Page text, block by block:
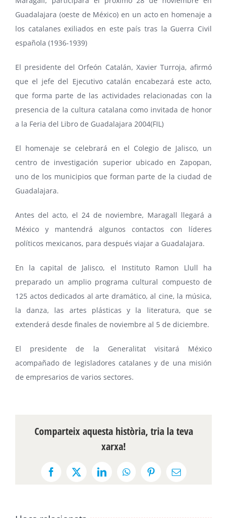
Guadalajara (oeste de México) en un acto en homenaje a
los catalanes exiliados en este país tras la Guerra Civil
española (1936-1939)
El presidente del Orfeón Catalán, Xavier Turroja, afirmó
que el jefe del Ejecutivo catalán encabezará este acto,
que forma parte de las actividades relacionadas con la
presencia de la cultura catalana como invitada de honor
a la Feria del Libro de Guadalajara 2004(FIL)
El homenaje se celebrará en el Colegio de Jalisco, un
centro de investigación superior ubicado en Zapopan,
uno de los municipios que forman parte de la ciudad de
Guadalajara.
Antes del acto, el 24 de noviembre, Maragall llegará a
México y mantendrá algunos contactos con líderes
políticos mexicanos, para después viajar a Guadalajara.
En la capital de Jalisco, el Instituto Ramon Llull ha
preparado un amplio programa cultural compuesto de
125 actos dedicados al arte dramático, al cine, la música,
la danza, las artes plásticas y la literatura, que se
extenderá desde finales de noviembre al 5 de diciembre.
El presidente de la Generalitat visitará México
acompañado de legisladores catalanes y de una misión
de empresarios de varios sectores.
Comparteix aquesta història, tria la teva
xarxa!
Facebook
X LinkedInWhatsAppPinterestEmail: